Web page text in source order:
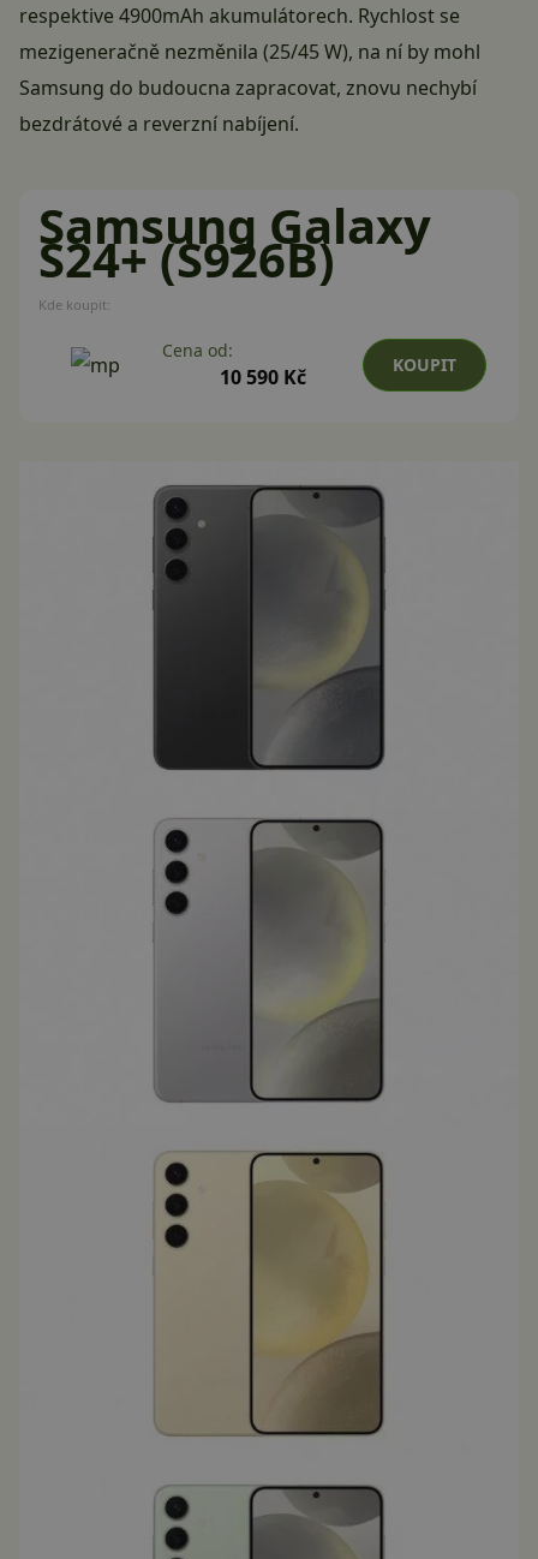
respektive 4900mAh akumulátorech. Rychlost se
mezigeneračně nezměnila (25/45 W), na ní by mohl
Samsung do budoucna zapracovat, znovu nechybí
bezdrátové a reverzní nabíjení.
Samsung Galaxy
S24+ (S926B)
Kde koupit:
Cena od:
10 590 Kč KOUPIT